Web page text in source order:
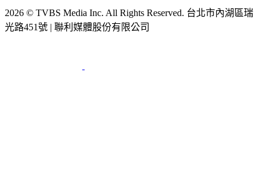
2026 © TVBS Media Inc. All Rights Reserved. 台北市內湖區瑞
光路451號 | 聯利媒體股份有限公司